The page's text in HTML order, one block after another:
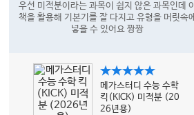
우선 미적분이라는 과목이 쉽지 않은 과목인데 이
책을 활용해 기본기를 잘 다지고 유형을 머릿속에
넣을 수 있어요 짱짱
★★★★★
메가스터디 수능 수학
킥(KICK) 미적분 (20
26년용)